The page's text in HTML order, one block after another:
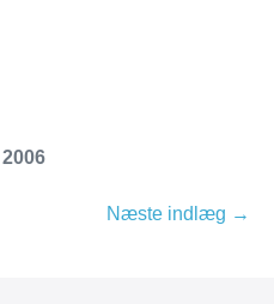
Næste indlæg →